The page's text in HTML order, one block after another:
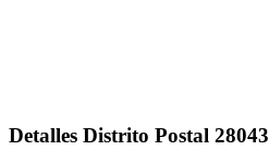
Detalles Distrito Postal